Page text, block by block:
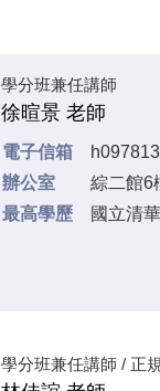
學分班兼任講師
徐暄景 老師
電子信箱
辦公室
綜二館6
最高學歷
國立清
學分班兼任講師 / 正